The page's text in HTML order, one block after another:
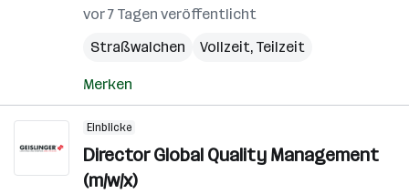
vor 7 Tagen veröffentlicht
Straßwalchen
Vollzeit, Teilzeit
Merken
Einblicke
Director Global Quality Management
(m/w/x)